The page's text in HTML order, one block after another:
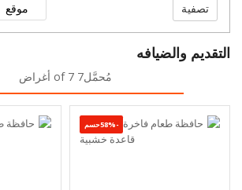
التقديم والضيافه
مُحمَّل7 of 7 أغراض
-58%حسم
تصفية